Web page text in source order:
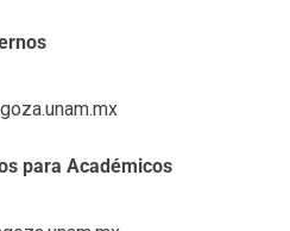
para Académicos